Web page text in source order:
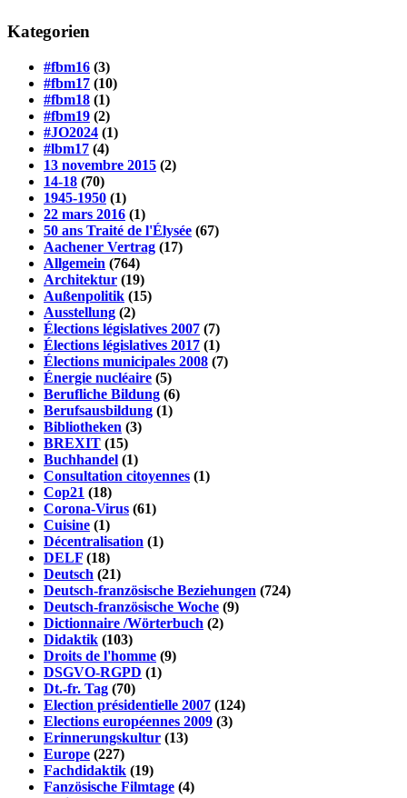
Kategorien
#fbm16 (3)
#fbm17 (10)
#fbm18 (1)
#fbm19 (2)
#JO2024 (1)
#lbm17 (4)
13 novembre 2015 (2)
14-18 (70)
1945-1950 (1)
22 mars 2016 (1)
50 ans Traité de l'Élysée (67)
Aachener Vertrag (17)
Allgemein (764)
Architektur (19)
Außenpolitik (15)
Ausstellung (2)
Élections législatives 2007 (7)
Élections législatives 2017 (1)
Élections municipales 2008 (7)
Énergie nucléaire (5)
Berufliche Bildung (6)
Berufsausbildung (1)
Bibliotheken (3)
BREXIT (15)
Buchhandel (1)
Consultation citoyennes (1)
Cop21 (18)
Corona-Virus (61)
Cuisine (1)
Décentralisation (1)
DELF (18)
Deutsch (21)
Deutsch-französische Beziehungen (724)
Deutsch-französische Woche (9)
Dictionnaire /Wörterbuch (2)
Didaktik (103)
Droits de l'homme (9)
DSGVO-RGPD (1)
Dt.-fr. Tag (70)
Election présidentielle 2007 (124)
Elections européennes 2009 (3)
Erinnerungskultur (13)
Europe (227)
Fachdidaktik (19)
Fanzösische Filmtage (4)